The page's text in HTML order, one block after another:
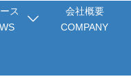
ス
会社概要
COMPANY